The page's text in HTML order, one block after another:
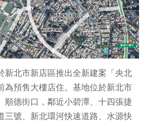
新北市新店區推出全新建案「央北
為預售大樓店住。基地位於新北市
順德街口，鄰近小碧潭、十四張捷
三號、新北環河快速道路、水源快